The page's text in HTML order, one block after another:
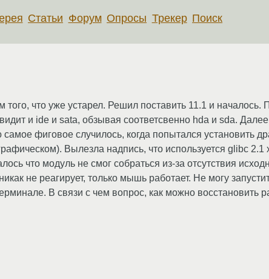
Статьи Форум Опросы Трекер Поиск
что уже устарел. Решил поставить 11.1 и началось.
и ide и sata, обзывая соответсвенно hda и sda.
самое фиговое случилось, когда попытался установить
Вылезла надпись, что используется glibc
что модуль не смог собраться из-за отсутствия
не реагирует, только мышь работает. Не могу
В связи с чем вопрос, как можно восстановить